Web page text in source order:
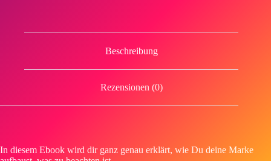
Beschreibung
Rezensionen (0)
In diesem Ebook wird dir ganz genau erklärt, wie Du deine Marke